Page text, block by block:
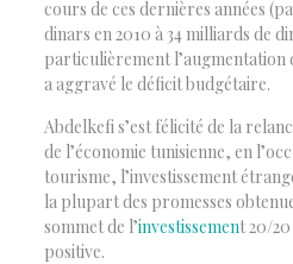
cours de ces dernières années
dinars en 2010 à 34 milliards de
particulièrement l’augmentation
a aggravé le déficit budgétaire.
Abdelkefi s’est félicité de la
de l’économie tunisienne, en
tourisme, l’investissement
la plupart des promesses
sommet de l’investissement 20/
positive.